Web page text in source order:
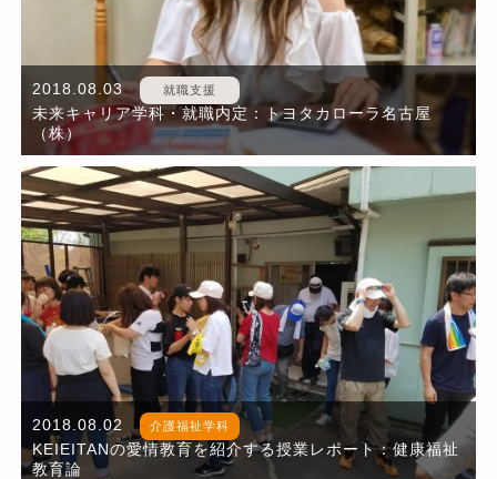
2018.08.03 就職支援
未来キャリア学科・就職内定：トヨタカローラ名古屋
（株）
2018.08.02 介護福祉学科
KEIEITANの愛情教育を紹介する授業レポート：健康福祉
教育論